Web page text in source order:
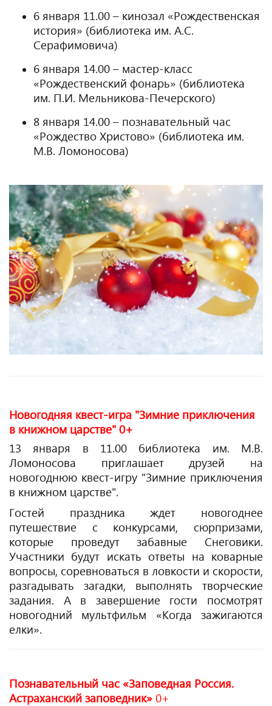
6 января 11.00 – кинозал «Рождественская
история» (библиотека им. А.С.
Серафимовича)
6 января 14.00 – мастер-класс
«Рождественский фонарь» (библиотека
им. П.И. Мельникова-Печерского)
8 января 14.00 – познавательный час
«Рождество Христово» (библиотека им.
М.В. Ломоносова)
Новогодняя квест-игра "Зимние приключения
в книжном царстве" 0+
13 января в 11.00 библиотека им. М.В.
Ломоносова приглашает друзей на
новогоднюю квест-игру "Зимние приключения
в книжном царстве".
Гостей праздника ждет новогоднее
путешествие с конкурсами, сюрпризами,
которые проведут забавные Снеговики.
Участники будут искать ответы на коварные
вопросы, соревноваться в ловкости и скорости,
разгадывать загадки, выполнять творческие
задания. А в завершение гости посмотрят
новогодний мультфильм «Когда зажигаются
елки».
Познавательный час «Заповедная Россия.
Астраханский заповедник» 0+